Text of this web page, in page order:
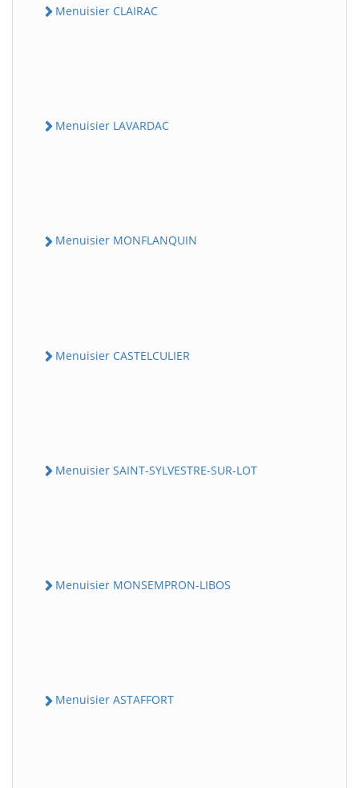
Menuisier CLAIRAC
Menuisier LAVARDAC
Menuisier MONFLANQUIN
Menuisier CASTELCULIER
Menuisier SAINT-SYLVESTRE-SUR-LOT
Menuisier MONSEMPRON-LIBOS
Menuisier ASTAFFORT